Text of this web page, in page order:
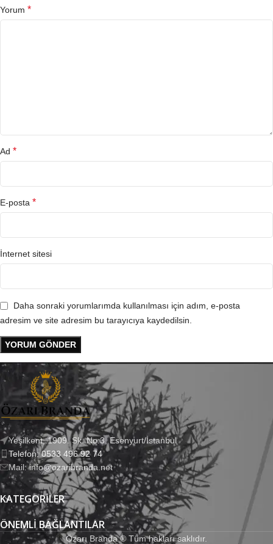
Yorum *
Ad *
E-posta *
İnternet sitesi
Daha sonraki yorumlarımda kullanılması için adım, e-posta
adresim ve site adresim bu tarayıcıya kaydedilsin.
Yeşilkent, 1909. Sk. No:3, Esenyurt/İstanbul
Telefon: 0533 496 92 74
Mail: info@ozaribranda.net
KATEGORILER
ÖNEMLI BAĞLANTILAR
Özarı Branda ® Tüm hakları saklıdır.